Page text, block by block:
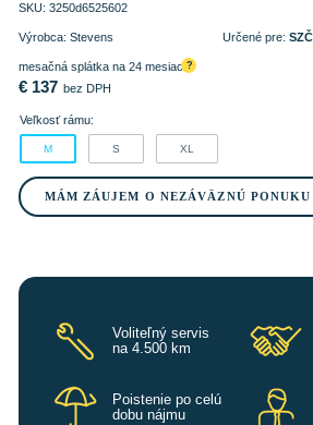
SKU: 3250d6525602
Výrobca: Stevens Určené pre:
?
mesačná splátka na 24 mesiacov
€137 bez DPH
Veľkosť rámu:
M S XL
MÁM ZÁUJEM O NEZÁVÄZNÚ PONUKU
Voliteľný servis
na 4.500 km
Poistenie po celú
dobu nájmu